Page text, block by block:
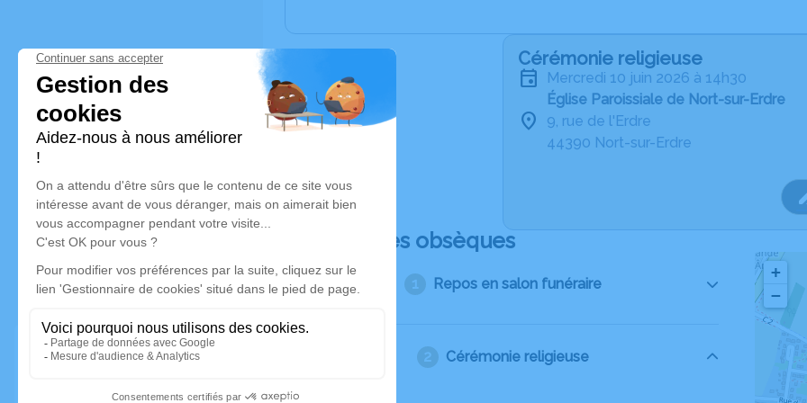
Cérémonie religieuse
mercredi 10 juin 2026 à 14h30
Église Paroissiale de Nort-sur-Erdre
9, rue de l'Erdre
44390 Nort-sur-Erdre
Déroulé des obsèques
Repos en salon funéraire
Cérémonie religieuse
+
−